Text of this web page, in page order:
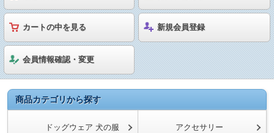
カートの中を見る 新規会員登録
会員情報確認・変更
商品カテゴリから探す
ドッグウェア 犬の服 アクセサリー